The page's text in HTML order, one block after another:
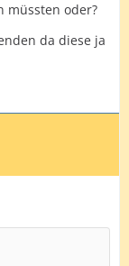
müssten oder?
da diese ja